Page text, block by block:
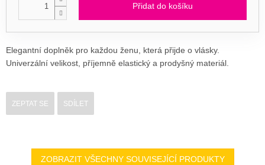
Přidat do košíku
Elegantní doplněk pro každou ženu, která přijde o vlásky.
Univerzální velikost, příjemně elastický a prodyšný materiál.
ZEPTAT SE SDÍLET
ZOBRAZIT VŠECHNY SOUVISEJÍCÍ PRODUKTY